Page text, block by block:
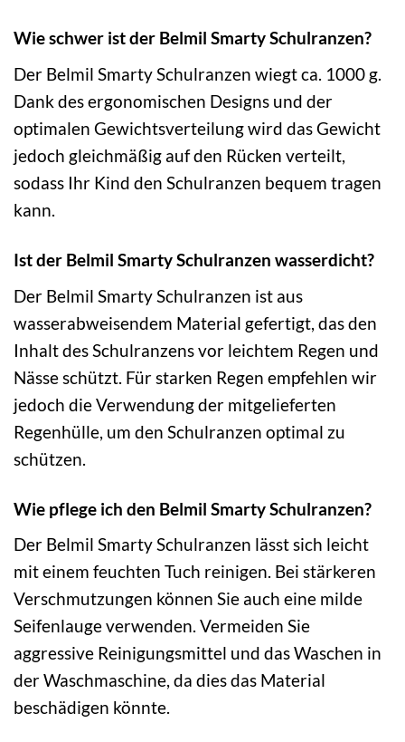
Wie schwer ist der Belmil Smarty Schulranzen?
Der Belmil Smarty Schulranzen wiegt ca. 1000 g.
Dank des ergonomischen Designs und der
optimalen Gewichtsverteilung wird das Gewicht
jedoch gleichmäßig auf den Rücken verteilt,
sodass Ihr Kind den Schulranzen bequem tragen
kann.
Ist der Belmil Smarty Schulranzen wasserdicht?
Der Belmil Smarty Schulranzen ist aus
wasserabweisendem Material gefertigt, das den
Inhalt des Schulranzens vor leichtem Regen und
Nässe schützt. Für starken Regen empfehlen wir
jedoch die Verwendung der mitgelieferten
Regenhülle, um den Schulranzen optimal zu
schützen.
Wie pflege ich den Belmil Smarty Schulranzen?
Der Belmil Smarty Schulranzen lässt sich leicht
mit einem feuchten Tuch reinigen. Bei stärkeren
Verschmutzungen können Sie auch eine milde
Seifenlauge verwenden. Vermeiden Sie
aggressive Reinigungsmittel und das Waschen in
der Waschmaschine, da dies das Material
beschädigen könnte.